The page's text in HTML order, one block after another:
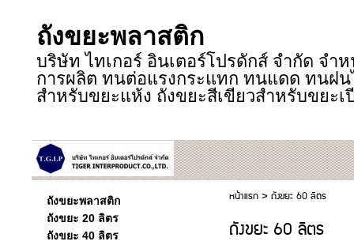
ถังขยะพลาสติก
บริษัท ไทเกอร์ อินเตอร์โปรดักส์ จำกัด จำ
การผลิต ทนต่อแรงกระแทก ทนแดด ทนฝน
สำหรับขยะแห้ง ถังขยะสีเขียวสำหรับขยะ
ถังขยะพลาสติก
ถังขยะ 20 ลิตร
ถังขยะ 40 ลิตร
หน้าแรก>ถังขยะ 60 ลิตร
ถังขยะ 60 ลิตร